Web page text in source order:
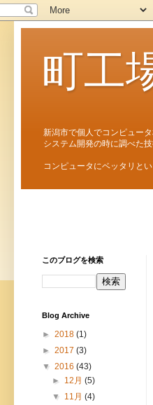
町工
新潟市で個人でコンピュー
システム開発の時に調べた
コンピュータにベッタリと
このブログを検索
Blog Archive
► 2018 (1)
► 2017 (3)
▼ 2016 (43)
► 12月(5)
▼ 11月(4)